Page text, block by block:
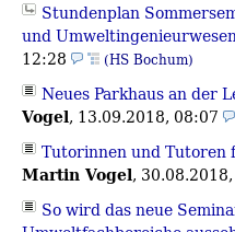
Stundenplan
und
12:28
(HS Bochum)
Neues Parkhaus an der
Vogel, 13.09.2018, 08:07
Tutorinnen und Tutoren
Martin Vogel,
So wird das neue